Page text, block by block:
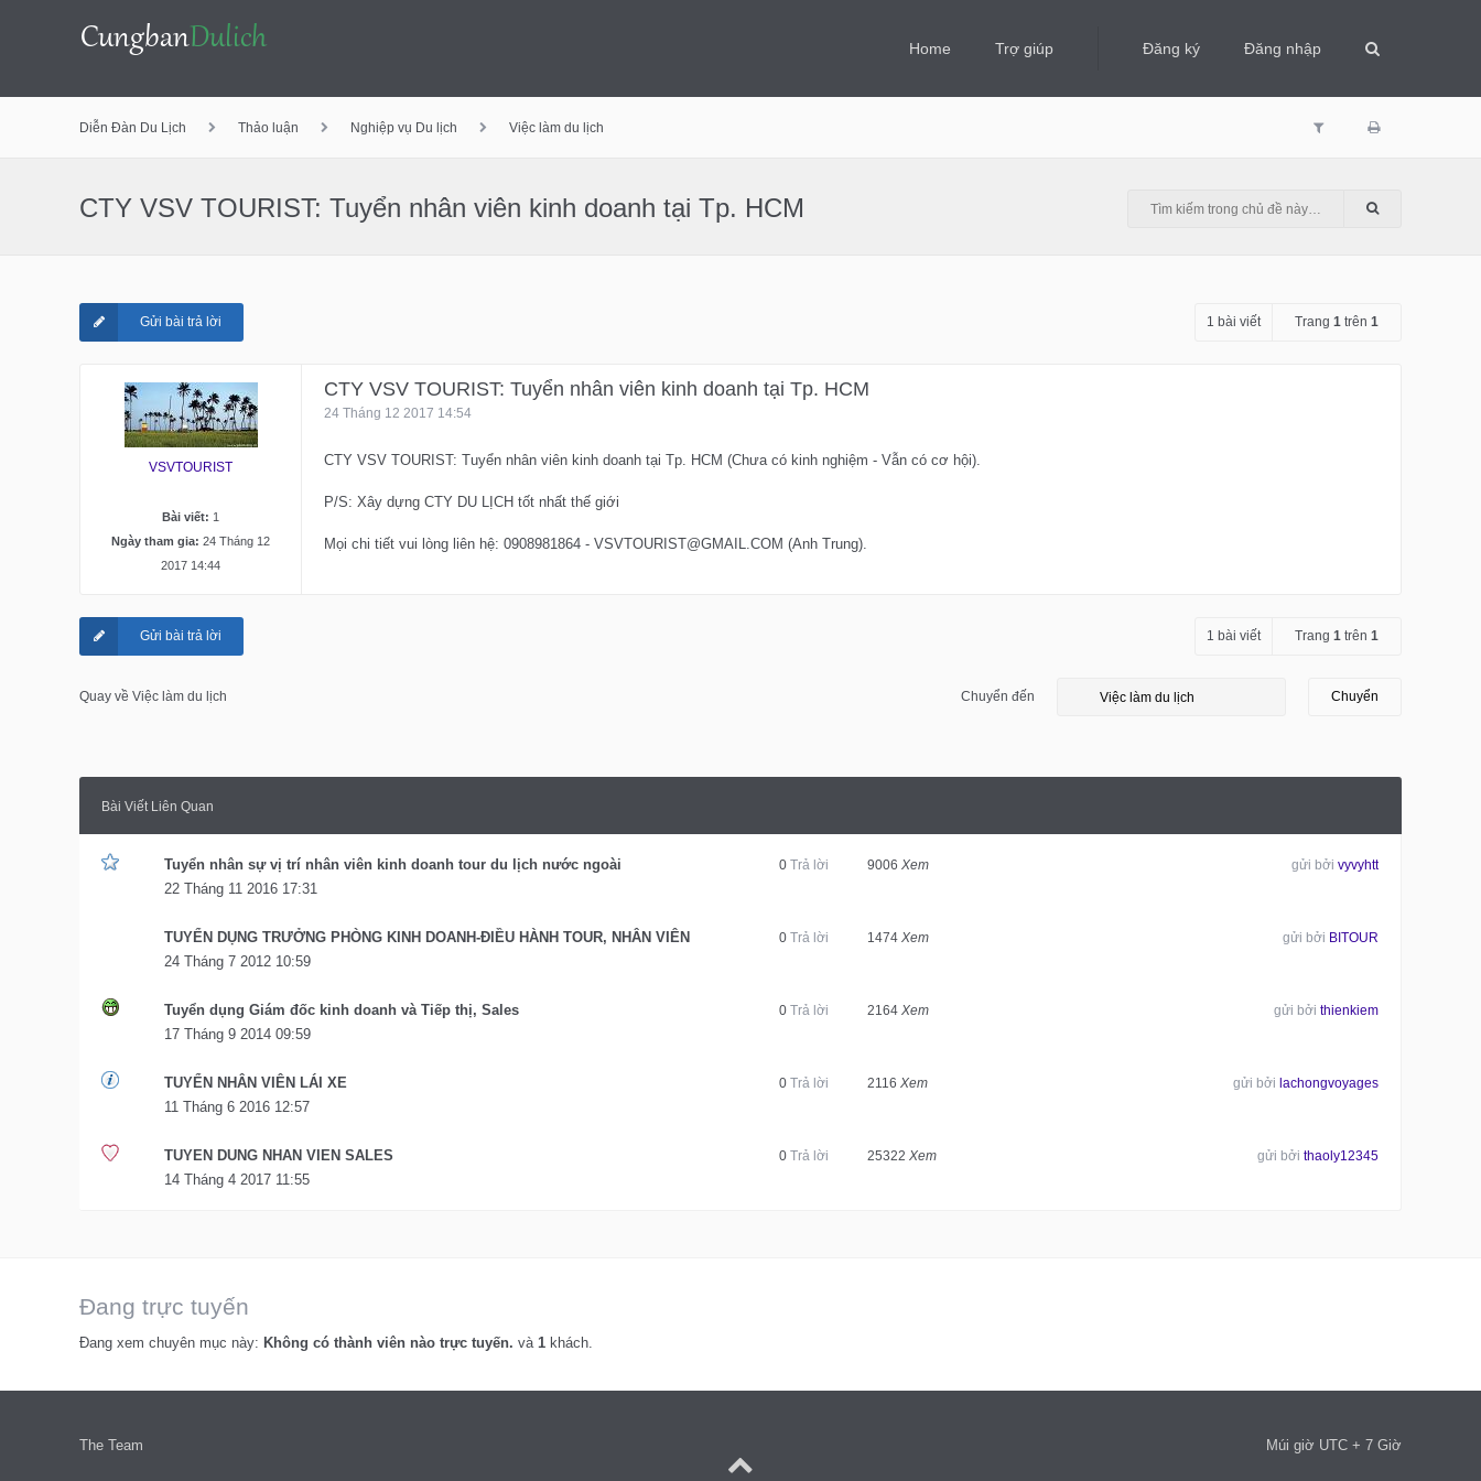
Home Trợ giúp Đăng ký Đăng nhập
Diễn Đàn Du Lịch Thảo luận Nghiệp vụ Du lịch Việc làm du lịch
CTY VSV TOURIST: Tuyển nhân viên kinh doanh tại Tp. HCM
Gửi bài trả lời 1 bài viết Trang 1 trên 1
VSVTOURIST
Bài viết: 1
Ngày tham gia: 24 Tháng 12
2017 14:44
CTY VSV TOURIST: Tuyển nhân viên kinh doanh tại Tp. HCM
24 Tháng 12 2017 14:54
CTY VSV TOURIST: Tuyển nhân viên kinh doanh tại Tp. HCM (Chưa có kinh nghiệm - Vẫn có cơ hội).
P/S: Xây dựng CTY DU LỊCH tốt nhất thế giới
Mọi chi tiết vui lòng liên hệ: 0908981864 - VSVTOURIST@GMAIL.COM (Anh Trung).
Gửi bài trả lời 1 bài viết Trang 1 trên 1
Quay về Việc làm du lịch Chuyển đến Chuyển
Bài Viết Liên Quan
Tuyển nhân sự vị trí nhân viên kinh doanh tour du lịch nước ngoài
22 Tháng 11 2016 17:31
0 Trả lời 9006Xem gửi bởi vyvyhtt
TUYỂN DỤNG TRƯỞNG PHÒNG KINH DOANH-ĐIỀU HÀNH TOUR, NHÂN VIÊN
24 Tháng 7 2012 10:59
0 Trả lời 1474Xem gửi bởi BITOUR
Tuyển dụng Giám đốc kinh doanh và Tiếp thị, Sales
17 Tháng 9 2014 09:59
0 Trả lời 2164Xem gửi bởi thienkiem
TUYỂN NHÂN VIÊN LÁI XE
11 Tháng 6 2016 12:57
0 Trả lời 2116Xem gửi bởi lachongvoyages
TUYEN DUNG NHAN VIEN SALES
14 Tháng 4 2017 11:55
0 Trả lời 25322Xem gửi bởi thaoly12345
Đang trực tuyến
Đang xem chuyên mục này: Không có thành viên nào trực tuyến. và 1 khách.
The Team Múi giờ UTC + 7 Giờ